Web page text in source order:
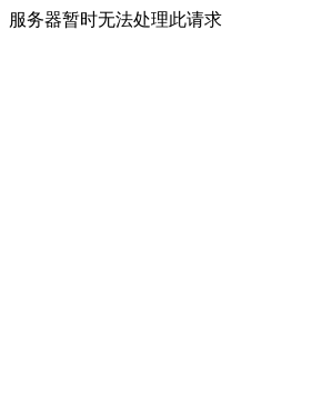
服务器暂时无法处理此请求